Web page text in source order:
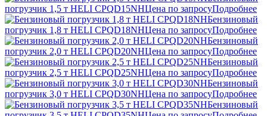
погрузчик 1,5 т HELI CPQD15NHЦена по запросуПодробнее
Бензиновый
погрузчик 1,8 т HELI CPQD18NHЦена по запросуПодробнее
Бензиновый
погрузчик 2,0 т HELI CPQD20NHЦена по запросуПодробнее
Бензиновый
погрузчик 2,5 т HELI CPQD25NHЦена по запросуПодробнее
Бензиновый
погрузчик 3,0 т HELI CPQD30NHЦена по запросуПодробнее
Бензиновый